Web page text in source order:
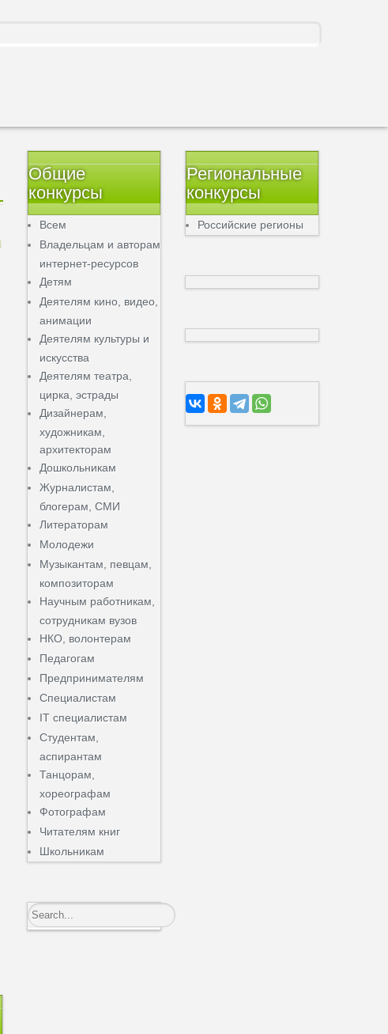
Общие
конкурсы
Всем
Владельцам и авторам
интернет-ресурсов
Детям
Деятелям кино, видео,
анимации
Деятелям культуры и
искусства
Деятелям театра,
цирка, эстрады
Дизайнерам,
художникам,
архитекторам
Дошкольникам
Журналистам,
блогерам, СМИ
Литераторам
Молодежи
Музыкантам, певцам,
композиторам
Научным работникам,
сотрудникам вузов
НКО, волонтерам
Педагогам
Предпринимателям
Специалистам
IT специалистам
Студентам,
аспирантам
Танцорам,
хореографам
Фотографам
Читателям книг
Школьникам
Региональные
конкурсы
Российские регионы